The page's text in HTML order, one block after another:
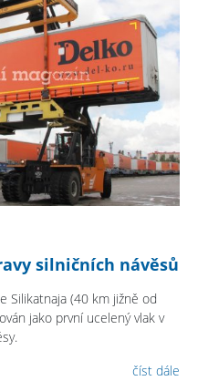
silničních návěsů
Silikatnaja (40 km jižně od
jako první ucelený vlak v
číst dále